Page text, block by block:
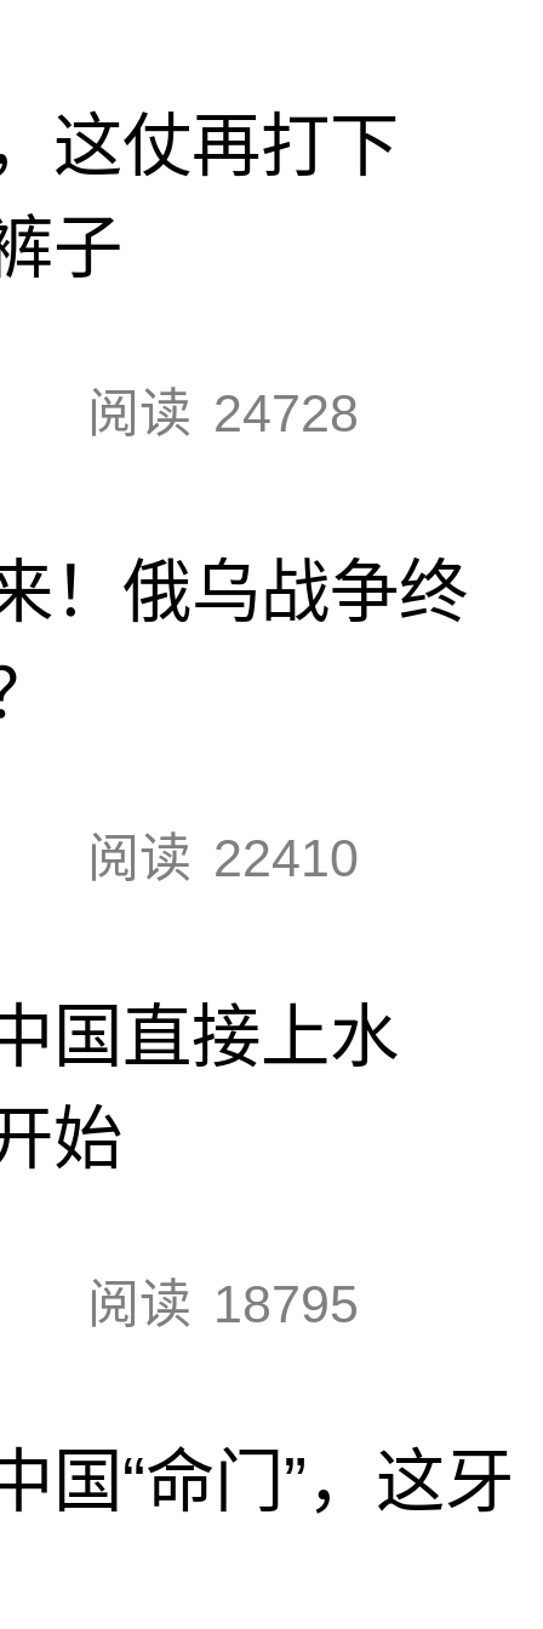
这仗再打下
子
阅读 24728
！俄乌战争终
阅读 22410
国直接上水
始
阅读 18795
国“命门”，这牙